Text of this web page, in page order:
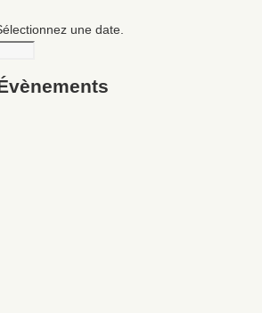
une date.